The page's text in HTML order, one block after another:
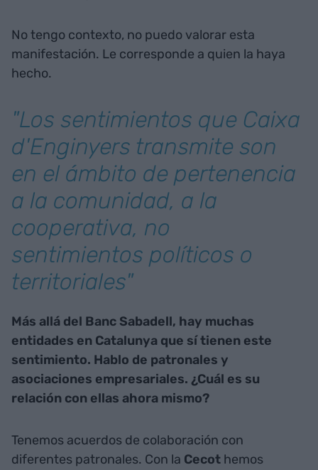
No tengo contexto, no puedo valorar esta
manifestación. Le corresponde a quien la haya
hecho.
"Los sentimientos que Caixa
d'Enginyers transmite son
en el ámbito de pertenencia
a la comunidad, a la
cooperativa, no
sentimientos políticos o
territoriales"
Más allá del Banc Sabadell, hay muchas
entidades en Catalunya que sí tienen este
sentimiento. Hablo de patronales y
asociaciones empresariales. ¿Cuál es su
relación con ellas ahora mismo?
Tenemos acuerdos de colaboración con
diferentes patronales. Con la Cecot hemos